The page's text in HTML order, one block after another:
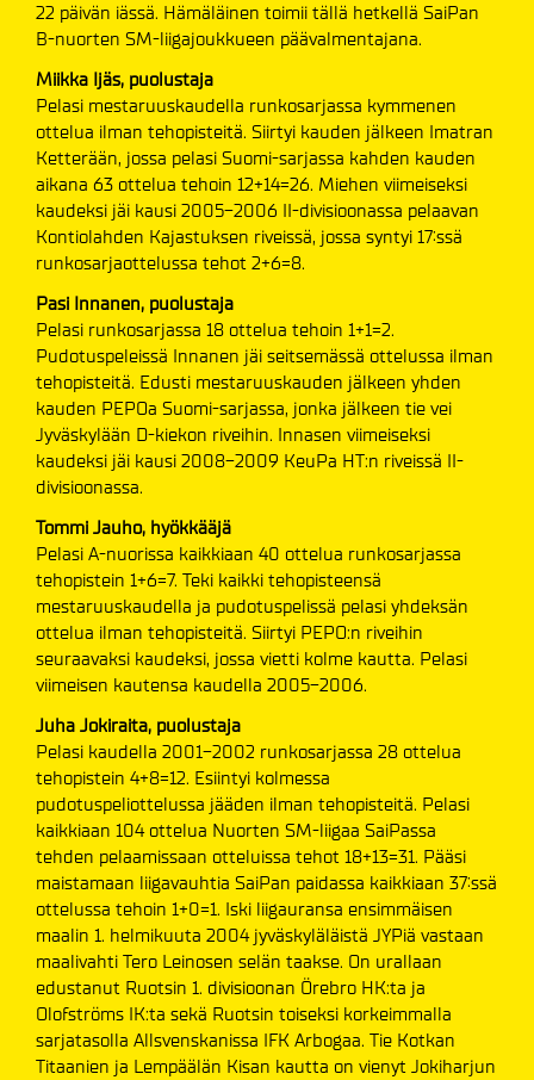
22 päivän iässä. Hämäläinen toimii tällä hetkellä SaiPan
B-nuorten SM-liigajoukkueen päävalmentajana.
Miikka Ijäs, puolustaja
Pelasi mestaruuskaudella runkosarjassa kymmenen
ottelua ilman tehopisteitä. Siirtyi kauden jälkeen Imatran
Ketterään, jossa pelasi Suomi-sarjassa kahden kauden
aikana 63 ottelua tehoin 12+14=26. Miehen viimeiseksi
kaudeksi jäi kausi 2005-2006 II-divisioonassa pelaavan
Kontiolahden Kajastuksen riveissä, jossa syntyi 17:ssä
runkosarjaottelussa tehot 2+6=8.
Pasi Innanen, puolustaja
Pelasi runkosarjassa 18 ottelua tehoin 1+1=2.
Pudotuspeleissä Innanen jäi seitsemässä ottelussa ilman
tehopisteitä. Edusti mestaruuskauden jälkeen yhden
kauden PEPOa Suomi-sarjassa, jonka jälkeen tie vei
Jyväskylään D-kiekon riveihin. Innasen viimeiseksi
kaudeksi jäi kausi 2008-2009 KeuPa HT:n riveissä II-
divisioonassa.
Tommi Jauho, hyökkääjä
Pelasi A-nuorissa kaikkiaan 40 ottelua runkosarjassa
tehopistein 1+6=7. Teki kaikki tehopisteensä
mestaruuskaudella ja pudotuspelissä pelasi yhdeksän
ottelua ilman tehopisteitä. Siirtyi PEPO:n riveihin
seuraavaksi kaudeksi, jossa vietti kolme kautta. Pelasi
viimeisen kautensa kaudella 2005-2006.
Juha Jokiraita, puolustaja
Pelasi kaudella 2001-2002 runkosarjassa 28 ottelua
tehopistein 4+8=12. Esiintyi kolmessa
pudotuspeliottelussa jääden ilman tehopisteitä. Pelasi
kaikkiaan 104 ottelua Nuorten SM-liigaa SaiPassa
tehden pelaamissaan otteluissa tehot 18+13=31. Pääsi
maistamaan liigavauhtia SaiPan paidassa kaikkiaan 37:ssä
ottelussa tehoin 1+0=1. Iski liigauransa ensimmäisen
maalin 1. helmikuuta 2004 jyväskyläläistä JYPiä vastaan
maalivahti Tero Leinosen selän taakse. On urallaan
edustanut Ruotsin 1. divisioonan Örebro HK:ta ja
Olofströms IK:ta sekä Ruotsin toiseksi korkeimmalla
sarjatasolla Allsvenskanissa IFK Arbogaa. Tie Kotkan
Titaanien ja Lempäälän Kisan kautta on vienyt Jokiharjun